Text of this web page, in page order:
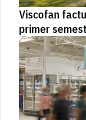
Viscofan
primer